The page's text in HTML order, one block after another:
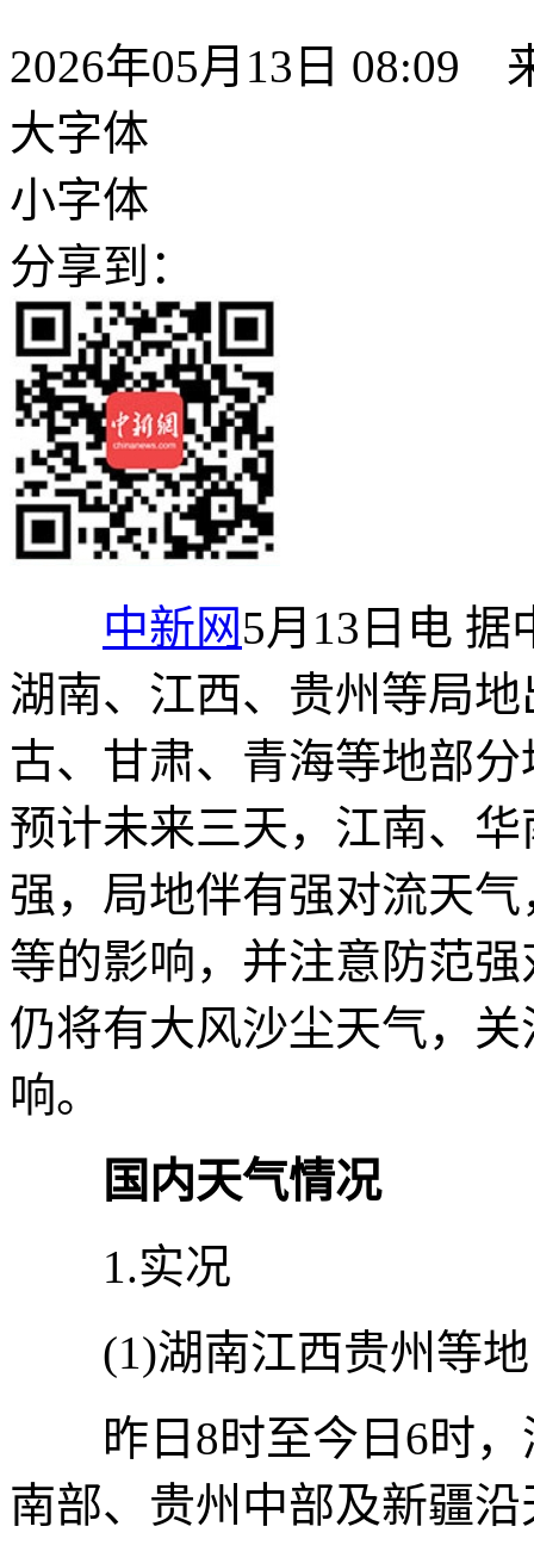
2026年05月13日 08:09
大字体
小字体
分享到：
中新网5月13日电 据
湖南、江西、贵州等局
古、甘肃、青海等地部
预计未来三天，江南、
强，局地伴有强对流天
等的影响，并注意防范
仍将有大风沙尘天气，
响。
国内天气情况
1.实况
(1)湖南江西贵州等地
昨日8时至今日6时，
南部、贵州中部及新疆